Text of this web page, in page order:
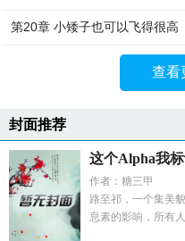
第20章 小矮子也可以飞得很高
查看
封面推荐
这个Alpha我
作者：糖三甲
路至祁，一个集美
息素的影响，所有